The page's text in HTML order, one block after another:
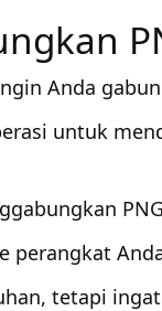
Anda
untuk
perangkat
tetapi